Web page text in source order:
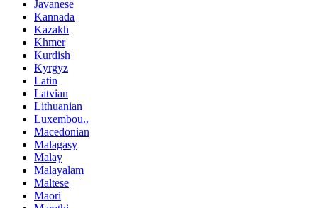
Javanese
Kannada
Kazakh
Khmer
Kurdish
Kyrgyz
Latin
Latvian
Lithuanian
Luxembou..
Macedonian
Malagasy
Malay
Malayalam
Maltese
Maori